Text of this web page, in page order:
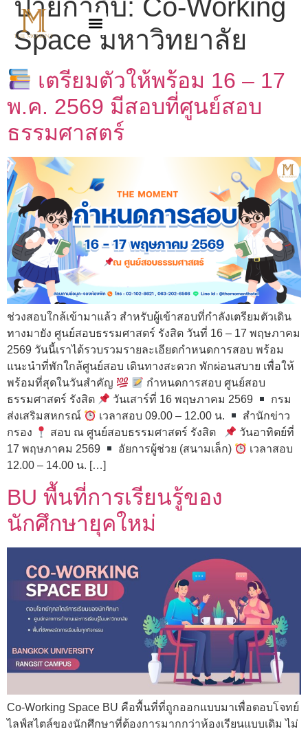
ป้ายกำกับ: Co-Working
Space มหาวิทยาลัย
เตรียมตัวให้พร้อม 16 – 17
พ.ค. 2569 มีสอบที่ศูนย์สอบ
ธรรมศาสตร์
ช่วงสอบใกล้เข้ามาแล้ว สำหรับผู้เข้าสอบที่กำลังเตรียมตัวเดิน
ทางมายัง ศูนย์สอบธรรมศาสตร์ รังสิต วันที่ 16 – 17 พฤษภาคม
2569 วันนี้เราได้รวบรวมรายละเอียดกำหนดการสอบ พร้อม
แนะนำที่พักใกล้ศูนย์สอบ เดินทางสะดวก พักผ่อนสบาย เพื่อให้
พร้อมที่สุดในวันสำคัญ
กำหนดการสอบ ศูนย์สอบ
ธรรมศาสตร์ รังสิต
วันเสาร์ที่ 16 พฤษภาคม 2569
กรม
ส่งเสริมสหกรณ์
เวลาสอบ 09.00 – 12.00 น.
สำนักข่าว
กรอง
สอบ ณ ศูนย์สอบธรรมศาสตร์ รังสิต
วันอาทิตย์ที่
17 พฤษภาคม 2569
อัยการผู้ช่วย (สนามเล็ก)
เวลาสอบ
12.00 – 14.00 น. […]
BU พื้นที่การเรียนรู้ของ
นักศึกษายุคใหม่
Co-Working Space BU คือพื้นที่ที่ถูกออกแบบมาเพื่อตอบโจทย์
ไลฟ์สไตล์ของนักศึกษาที่ต้องการมากกว่าห้องเรียนแบบเดิม ไม่